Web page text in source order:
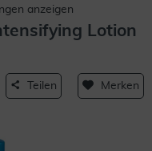
anzeigen
Lotion
Teilen Merken